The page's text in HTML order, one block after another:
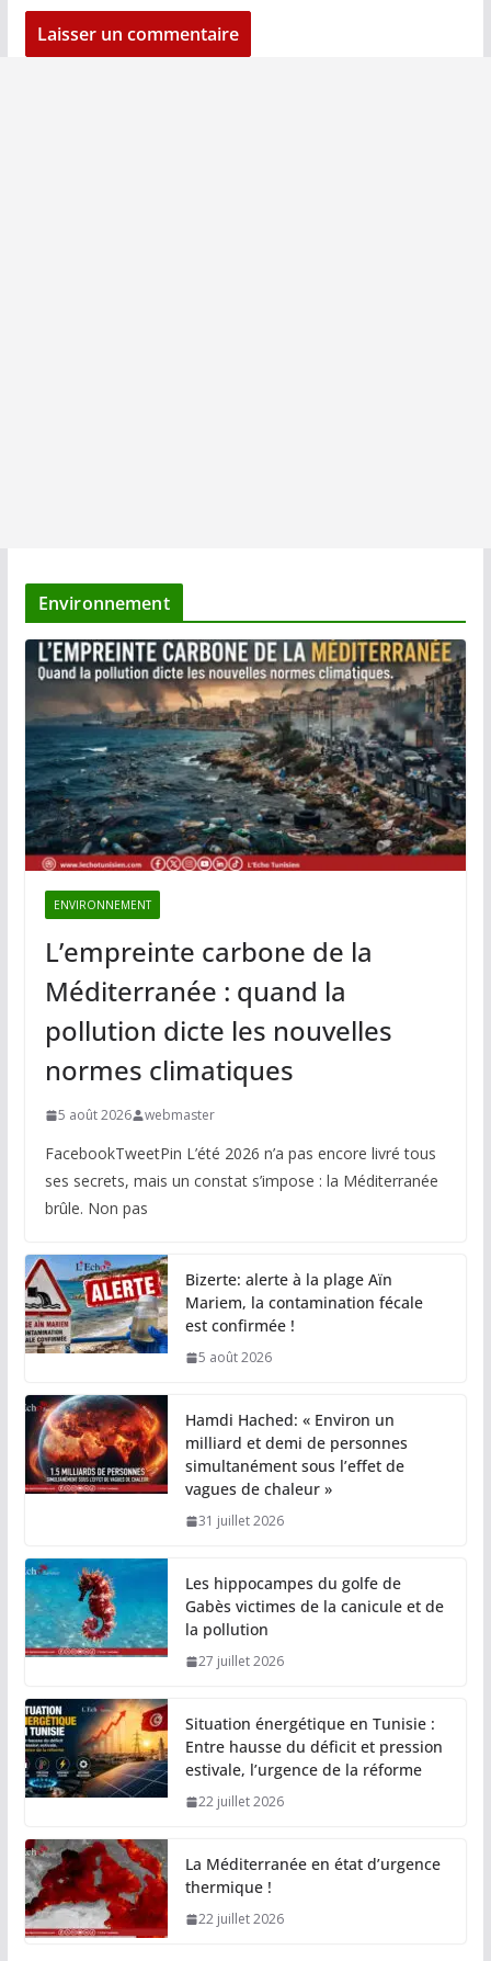
Environnement
ENVIRONNEMENT
L’empreinte carbone de la
Méditerranée : quand la
pollution dicte les nouvelles
normes climatiques
5 août 2026 webmaster
FacebookTweetPin L’été 2026 n’a pas encore livré tous
ses secrets, mais un constat s’impose : la Méditerranée
brûle. Non pas
Bizerte: alerte à la plage Aïn
Mariem, la contamination fécale
est confirmée !
5 août 2026
Hamdi Hached: « Environ un
milliard et demi de personnes
simultanément sous l’effet de
vagues de chaleur »
31 juillet 2026
Les hippocampes du golfe de
Gabès victimes de la canicule et de
la pollution
27 juillet 2026
Situation énergétique en Tunisie :
Entre hausse du déficit et pression
estivale, l’urgence de la réforme
22 juillet 2026
La Méditerranée en état d’urgence
thermique !
22 juillet 2026